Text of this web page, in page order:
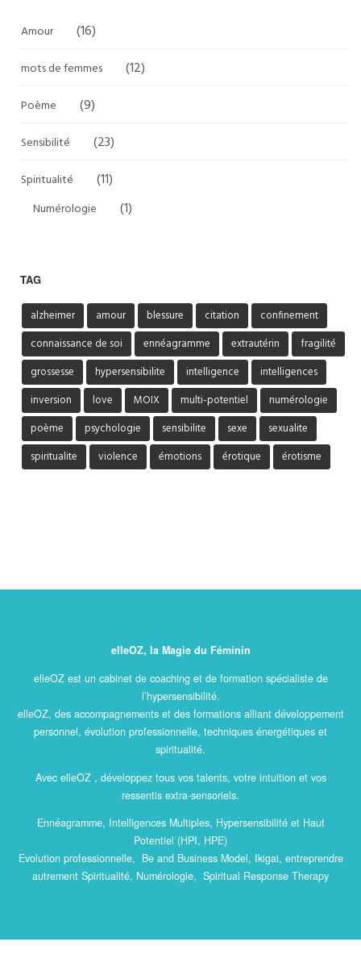
Amour (16)
mots de femmes (12)
Poème (9)
Sensibilité (23)
Spiritualité (11)
Numérologie (1)
TAG
alzheimer amour blessure citation
confinement
connaissance de soi
ennéagramme extrautérin
fragilité
grossesse
hypersensibilite intelligence
intelligences
inversion
love MOIX multi-potentiel
numérologie
poème
psychologie sensibilite sexe
sexualite
spiritualite
violence émotions érotique érotisme
elleOZ, la Magie du Féminin
elleOZ est un cabinet de coaching et de formation spécialiste de
l’hypersensibilité.
elleOZ, des accompagnements et des formations alliant développement
personnel, évolution professionnelle, techniques énergétiques et
spiritualité.
Avec elleOZ , développez tous vos talents, votre intuition et vos
ressentis extra-sensoriels.
Ennéagramme, Intelligences Multiples, Hypersensibilité et Haut
Potentiel (HPI, HPE)
Evolution professionnelle, Be and Business Model, Ikigai, entreprendre
autrement Spiritualité, Numérologie, Spiritual Response Therapy